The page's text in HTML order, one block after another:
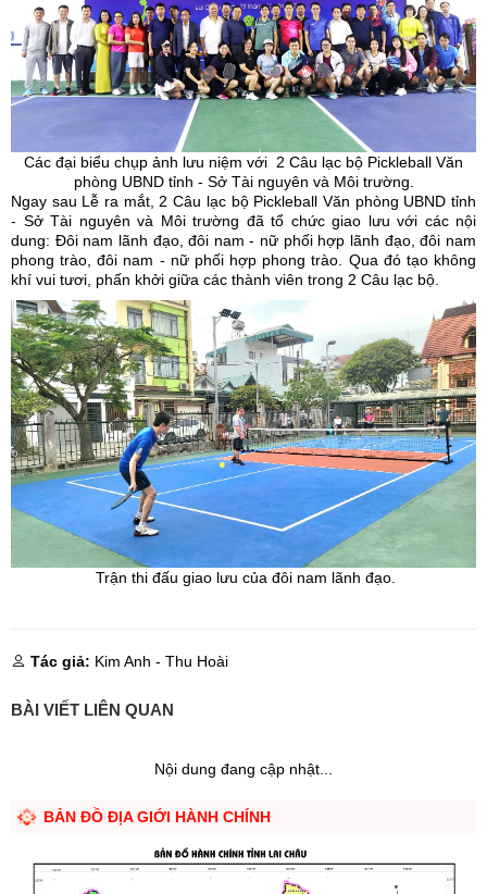
Các đại biểu chụp ảnh lưu niệm với 2 Câu lạc bộ Pickleball Văn
phòng UBND tỉnh - Sở Tài nguyên và Môi trường.
Ngay sau Lễ ra mắt, 2 Câu lạc bộ Pickleball Văn phòng UBND tỉnh
- Sở Tài nguyên và Môi trường đã tổ chức giao lưu với các nội
dung: Đôi nam lãnh đạo, đôi nam - nữ phối hợp lãnh đạo, đôi nam
phong trào, đôi nam - nữ phối hợp phong trào. Qua đó tạo không
khí vui tươi, phấn khởi giữa các thành viên trong 2 Câu lạc bộ.
Trận thi đấu giao lưu của đôi nam lãnh đạo.
Tác giả: Kim Anh - Thu Hoài
BÀI VIẾT LIÊN QUAN
Nội dung đang cập nhật...
BẢN ĐỒ ĐỊA GIỚI HÀNH CHÍNH